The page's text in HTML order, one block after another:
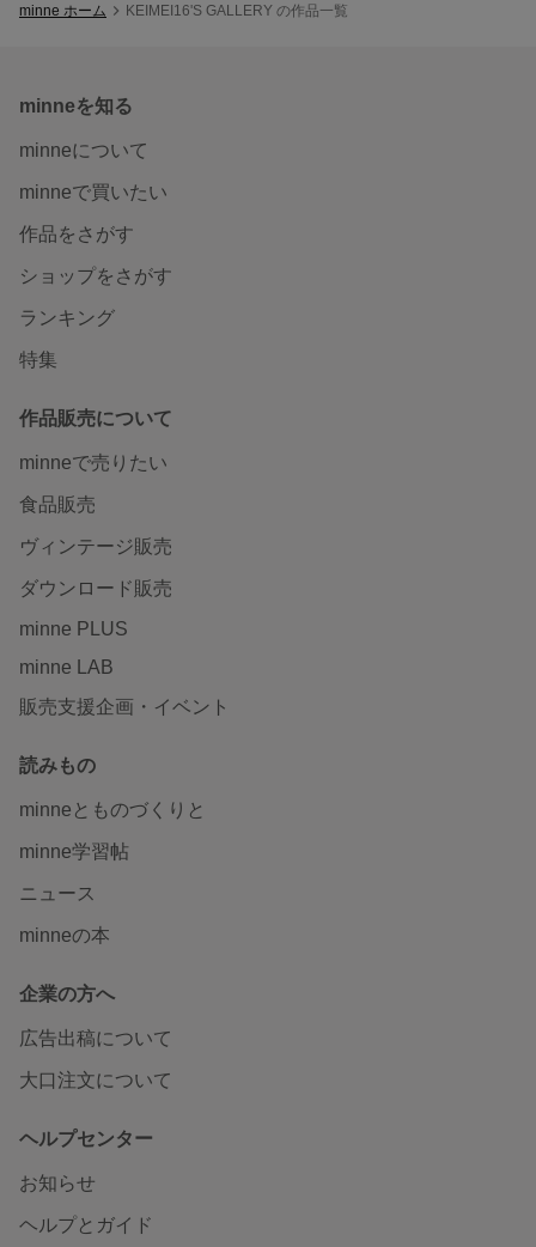
minne ホーム KEIMEI16'S GALLERY の作品一覧
minneを知る
minneについて
minneで買いたい
作品をさがす
ショップをさがす
ランキング
特集
作品販売について
minneで売りたい
食品販売
ヴィンテージ販売
ダウンロード販売
minne PLUS
minne LAB
販売支援企画・イベント
読みもの
minneとものづくりと
minne学習帖
ニュース
minneの本
企業の方へ
広告出稿について
大口注文について
ヘルプセンター
お知らせ
ヘルプとガイド